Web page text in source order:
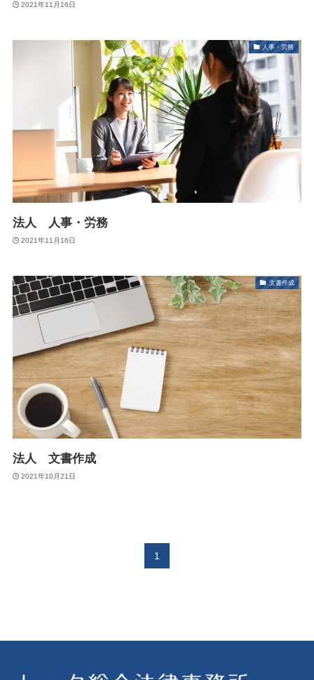
2021年11月16日
人事・労務
法人 人事・労務
2021年11月16日
文書作成
法人 文書作成
2021年10月21日
1